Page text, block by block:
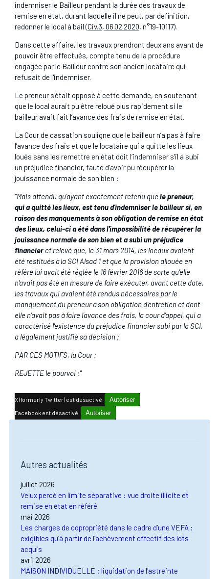
indemniser le Bailleur pendant la durée des travaux de
remise en état, durant laquelle il ne peut, par définition,
redonner le local à bail (Civ.3, 06.02.2020, n°19-10117).
Dans cette affaire, les travaux prendront deux ans avant de
pouvoir être effectués, compte tenu de la procédure
engagée par le Bailleur contre son ancien locataire qui
refusait de l'indemniser.
Le preneur s'était opposé à cette demande, en soutenant
que le local aurait pu être reloué plus rapidement si le
bailleur avait fait l’avance des frais de remise en état.
La Cour de cassation souligne que le bailleur n’a pas à faire
l’avance des frais et que le locataire qui a quitté les lieux
loués sans les remettre en état doit l’indemniser s’il a subi
un préjudice financier, faute d’avoir pu récupérer la
jouissance normale de son bien :
"Mais attendu qu'ayant exactement retenu quele preneur,
qui a quitté les lieux, est tenu d'indemniser le bailleur si, en
raison des manquements à son obligation de remise en état
des lieux, celui-ci a été dans l'impossibilité de récupérer la
jouissance normale de son bien et a subi un préjudice
financieret relevé que, le 31 mars 2014, les locaux avaient
été restitués à la SCI Alsad 1 et que la provision allouée en
référé lui avait été réglée le 16 février 2016 de sorte qu'elle
n'avait pas été en mesure de faire exécuter, avant cette date,
les travaux qui avaient été rendus nécessaires par le
manquement du preneur à son obligation d'entretien et dont
elle n'avait pas à faire l'avance des frais, la cour d'appel, qui a
caractérisé l'existence du préjudice financier subi par la SCI,
a légalement justifié sa décision ;
PAR CES MOTIFS, la Cour :
REJETTE le pourvoi ;"
X (formerly Twitter) est désactivé. Autoriser
Facebook est désactivé. Autoriser
Autres actualités
juillet 2026
Velux percé en limite séparative : vue droite illicite et
remise en état en référé
mai 2026
Les charges de copropriété dans le cadre d’une VEFA :
exigibles qu’à partir de l’achèvement effectif des lots
acquis
avril 2026
MAISON INDIVIDUELLE : liquidation de l'astreinte